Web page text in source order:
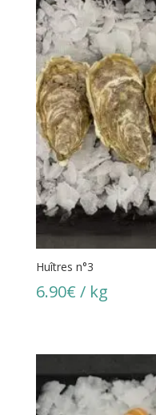
Huîtres n°3
6.90€ / kg